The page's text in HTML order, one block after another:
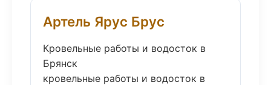
Артель Ярус Брус
Кровельные работы и водосток в
Брянск
кровельные работы и водосток в